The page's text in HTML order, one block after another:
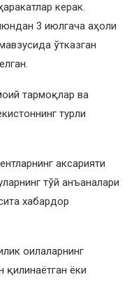
керак.
3 июлгача аҳоли
ўтказган
тармоқлар ва
турли
аксарияти
тўй анъаналари
хабардор
оилаларнинг
ёки